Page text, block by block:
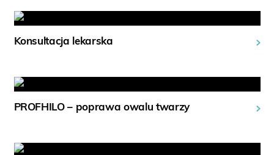
Konsultacja lekarska
PROFHILO – poprawa owalu twarzy